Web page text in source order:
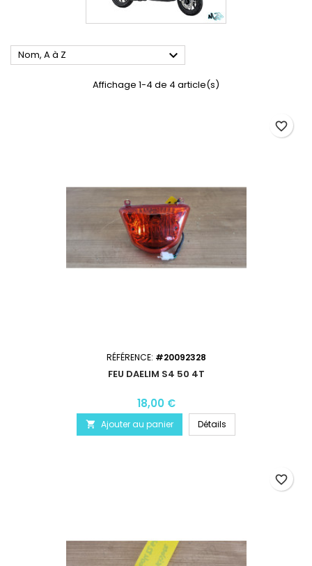
Nom, A à Z 
Affichage 1-4 de 4 article(s)
RÉFÉRENCE: #20092328
FEU DAELIM S4 50 4T
18,00 €
 Ajouter au panier Détails
favorite_border
favorite_border